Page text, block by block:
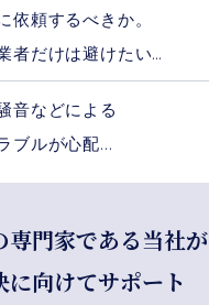
依頼するべきか。
者だけは避けたい…
音などによる
ブルが心配...
専門家である当社が
に向けてサポート